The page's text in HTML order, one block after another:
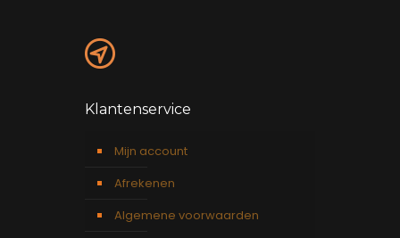
Klantenservice
Mijn account
Afrekenen
Algemene voorwaarden